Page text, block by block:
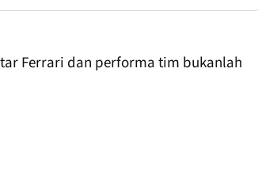
Ferrari dan performa tim bukanlah